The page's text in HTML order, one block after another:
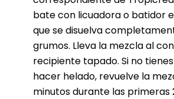
bate con licuadora o batidor
que se disuelva
grumos. Lleva la mezcla al
recipiente tapado. Si no
hacer helado, revuelve la
minutos durante las primeras